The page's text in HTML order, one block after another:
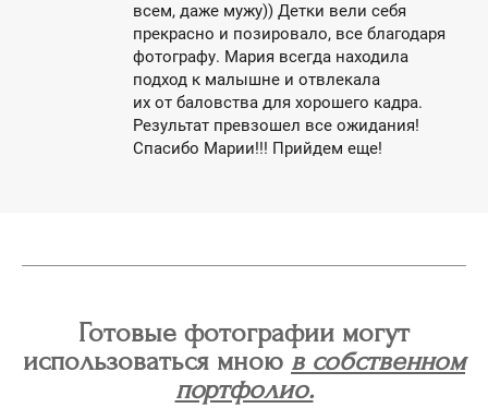
всем, даже мужу)) Детки вели себя
прекрасно и позировало, все благодаря
фотографу. Мария всегда находила
подход к малышне и отвлекала
их от баловства для хорошего кадра.
Результат превзошел все ожидания!
Спасибо Марии!!! Прийдем еще!
Готовые фотографии могут
использоваться мною в собственном
портфолио.